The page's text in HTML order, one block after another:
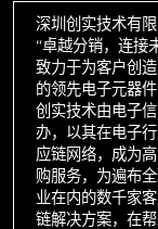
深圳创实技术有
“卓越分销，连接
致力于为客户创
的领先电子元器件
创实技术由电子
办，以其在电子
应链网络，成为
购服务，为遍布
业在内的数千家
链解决方案，在